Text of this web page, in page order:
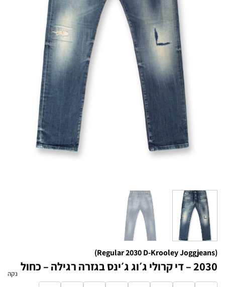
(Regular 2030 D-Krooley Joggjeans)
2030 – די קרולי ג׳וג ג׳ינס בגזרה רגילה – כחול נקה